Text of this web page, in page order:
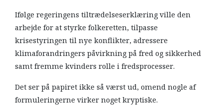
Ifølge regeringens tiltrædelseserklæring ville den
arbejde for at styrke folkeretten, tilpasse
krisestyringen til nye konflikter, adressere
klimaforandringers påvirkning på fred og sikkerhed
samt fremme kvinders rolle i fredsprocesser.
Det ser på papiret ikke så værst ud, omend nogle af
formuleringerne virker noget kryptiske.